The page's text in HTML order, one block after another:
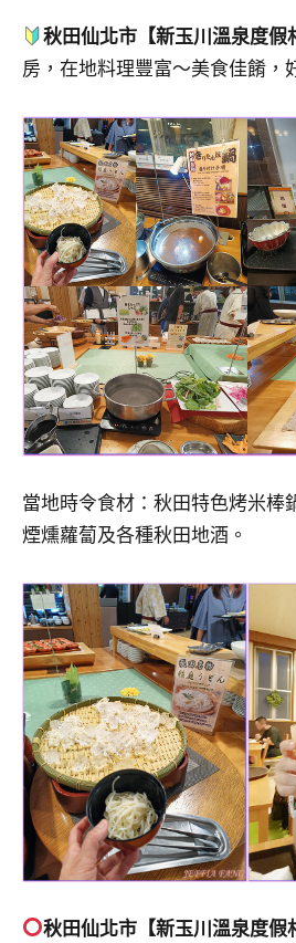
秋田仙北市【新玉川溫泉度假
房，在地料理豐富～美食佳餚，
當地時令食材：秋田特色烤米棒
煙燻蘿蔔及各種秋田地酒。
秋田仙北市【新玉川溫泉度假